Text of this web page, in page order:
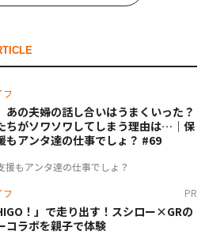
フ
援もアンタ達の仕事でしょ？
あの夫婦の話し合いはうまくいった？
ちがソワソワしてしまう理由は…｜保
もアンタ達の仕事でしょ？ #69
フ PR
！」で走り出す！スシロー×GRの
コラボを親子で体験